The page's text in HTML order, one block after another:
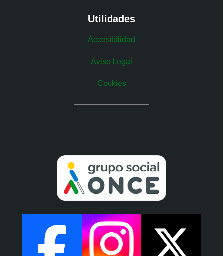
Utilidades
Accesibilidad
Aviso Legal
Cookies